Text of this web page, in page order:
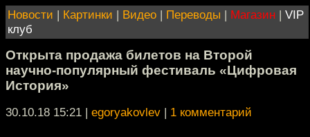
Новости | Картинки | Видео | Переводы | Магазин | VIP
клуб
Открыта продажа билетов на Второй
научно-популярный фестиваль «Цифровая
История»
30.10.18 15:21 | egoryakovlev | 1 комментарий